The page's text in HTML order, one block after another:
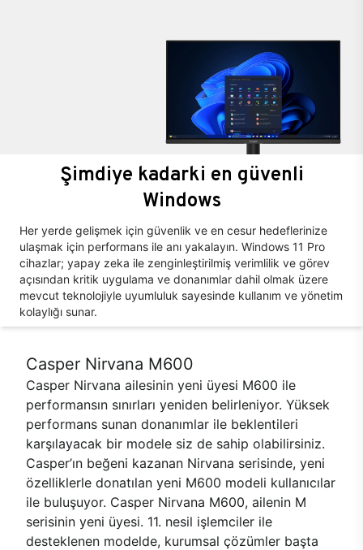
Şimdiye kadarki en güvenli
Windows
Her yerde gelişmek için güvenlik ve en cesur hedeflerinize
ulaşmak için performans ile anı yakalayın. Windows 11 Pro
cihazlar; yapay zeka ile zenginleştirilmiş verimlilik ve görev
açısından kritik uygulama ve donanımlar dahil olmak üzere
mevcut teknolojiyle uyumluluk sayesinde kullanım ve yönetim
kolaylığı sunar.
Casper Nirvana M600
Casper Nirvana ailesinin yeni üyesi M600 ile
performansın sınırları yeniden belirleniyor. Yüksek
performans sunan donanımlar ile beklentileri
karşılayacak bir modele siz de sahip olabilirsiniz.
Casper’ın beğeni kazanan Nirvana serisinde, yeni
özelliklerle donatılan yeni M600 modeli kullanıcılar
ile buluşuyor. Casper Nirvana M600, ailenin M
serisinin yeni üyesi. 11. nesil işlemciler ile
desteklenen modelde, kurumsal çözümler başta